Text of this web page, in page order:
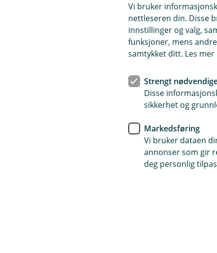
Kjøp i lokal valuta: 10
Belastet beløp i norske
Vekslingskurs: 12,041
Denne kursen består av:
Visa sin valutakurs
Bankens
Hvis ECBs referansekurs
omtrent 2,65 % høyere enn
Vi bruker
nettleseren din. Disse
innstillinger og valg,
funksjoner, mens
samtykket ditt. Les
Strengt
Disse
sikkerhet og
Markedsføring
Vi bruker dataen
annonser som gir
deg personlig